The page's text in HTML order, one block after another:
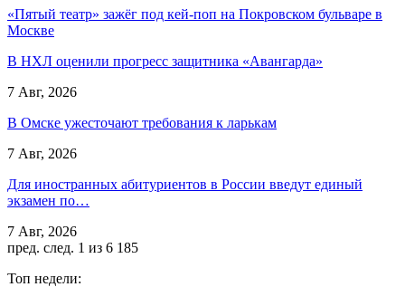
«Пятый театр» зажёг под кей-поп на Покровском бульваре в
Москве
В НХЛ оценили прогресс защитника «Авангарда»
7 Авг, 2026
В Омске ужесточают требования к ларькам
7 Авг, 2026
Для иностранных абитуриентов в России введут единый
экзамен по…
7 Авг, 2026
пред. след. 1 из 6 185
Топ недели: